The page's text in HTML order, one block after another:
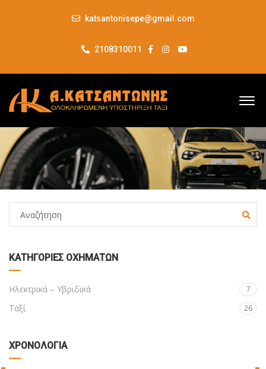
katsantonisepe@gmail.com
2108310011
ΚΑΤΗΓΟΡΊΕΣ ΟΧΗΜΆΤΩΝ
Ηλεκτρικά – Υβριδικά 7
Ταξί 26
ΧΡΟΝΟΛΟΓΙΑ